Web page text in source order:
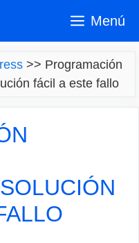
Menú
>> Programación
fácil a este fallo